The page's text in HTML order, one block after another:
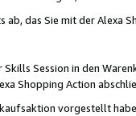
ab, das Sie mit der Alexa
Session in den
Shopping Action
vorgestellt